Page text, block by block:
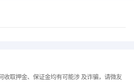
收取押金、保证金均有可能涉 及诈骗，请微友